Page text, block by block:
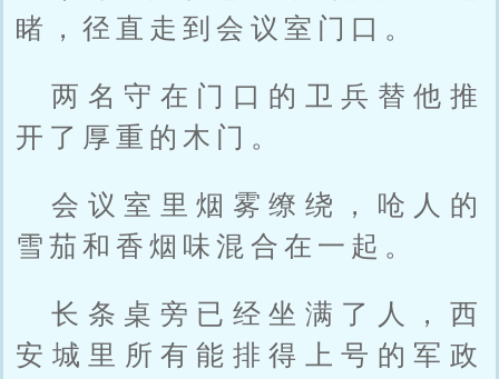
睹，径直走到会议室门口。
两名守在门口的卫兵替他推
开了厚重的木门。
会议室里烟雾缭绕，呛人的
雪茄和香烟味混合在一起。
长条桌旁已经坐满了人，西
安城里所有能排得上号的军政